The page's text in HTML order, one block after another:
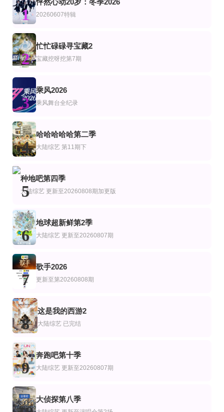
第10期
恋恋手帐
10全集
疼痛之王第二季
更新至第04集
Fandom Stage
第2期完结
ENONE出道四周年特别专场全记录
已完结
快乐大本营2011
何炅,谢娜,吴昕,杜海涛,李维嘉,李湘
更新至20260807期
一站到底少年季第二季
李好,郭晓敏,庞博,黄圣依,张雨绮,伊能静,李雪琴,陈铭,王昱珩
百家讲坛李清照
康震
普法剧场
热浪之外2026
更新至20260807期
密室大逃脱第8季
大张伟,许凯,周笔畅,彭昱畅,张真源,陈哲远
正片
《运动画刊》泳装伸展台
梅瑞迪思·米克尔森
更新20260808第1期加更
一路向海的少年
朱志鑫,张泽禹,张极,左航,苏新皓,陆虎,李飞,阎鹤祥
血之游戏X
李尚敏,洪榛浩,박지민,곽범,서출구,하승진
时代追梦人
美食大冒险第一季
戈登·拉姆齐
1
怦然心动20岁：冬季2026
20260607特辑
2
忙忙碌碌寻宝藏2
宝藏挖呀挖第7期
3
乘风2026
乘风舞台全纪录
4
哈哈哈哈哈第二季
大陆综艺 第11期下
5
种地吧第四季
大陆综艺 更新至20260808期加更版
6
地球超新鲜第2季
大陆综艺 更新至20260807期
7
歌手2026
更新至第20260808期
8
这是我的西游2
大陆综艺 已完结
9
奔跑吧第十季
大陆综艺 更新至20260807期
大侦探第八季